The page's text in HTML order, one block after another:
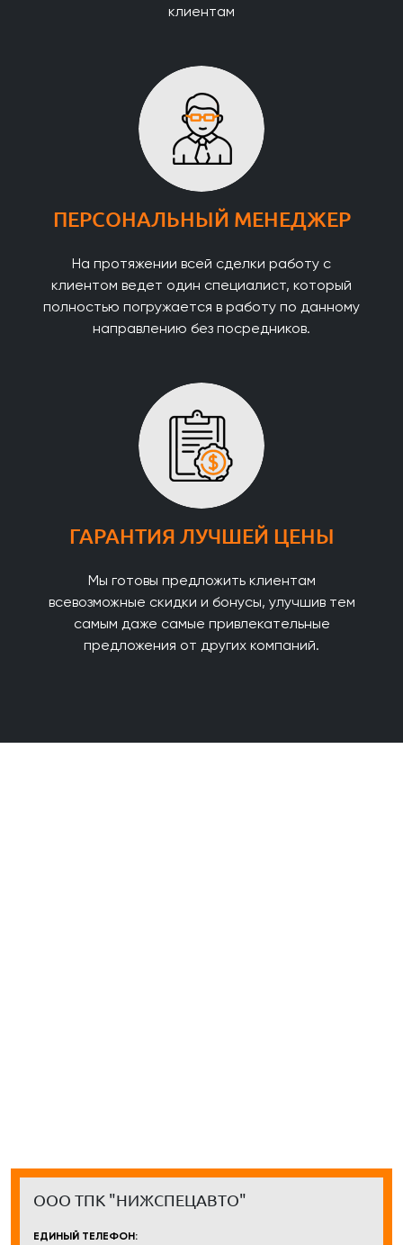
клиентам
ПЕРСОНАЛЬНЫЙ МЕНЕДЖЕР
На протяжении всей сделки работу с
клиентом ведет один специалист, который
полностью погружается в работу по данному
направлению без посредников.
ГАРАНТИЯ ЛУЧШЕЙ ЦЕНЫ
Мы готовы предложить клиентам
всевозможные скидки и бонусы, улучшив тем
самым даже самые привлекательные
предложения от других компаний.
ООО ТПК "НИЖСПЕЦАВТО"
ЕДИНЫЙ ТЕЛЕФОН: